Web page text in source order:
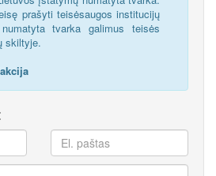
prašyti teisėsaugos institucijų
tvarka galimus teisės
skiltyje.